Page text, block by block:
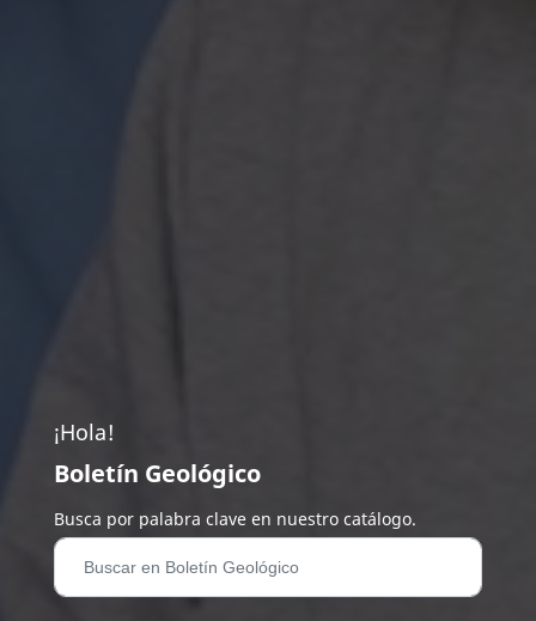
¡Hola!
Boletín Geológico
Busca por palabra clave en nuestro catálogo.